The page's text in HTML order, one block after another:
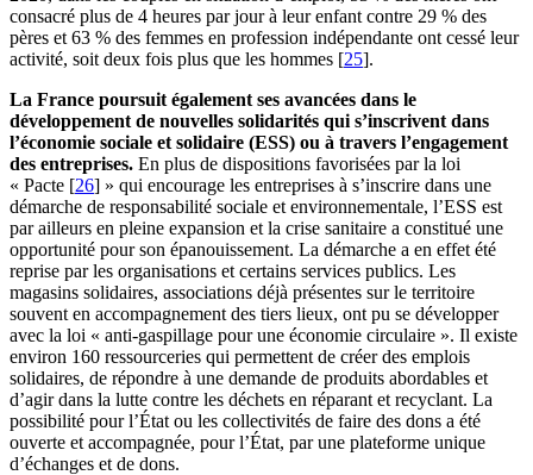
consacré plus de 4 heures par jour à leur enfant contre 29 % des
pères et 63 % des femmes en profession indépendante ont cessé leur
activité, soit deux fois plus que les hommes [25].
La France poursuit également ses avancées dans le
développement de nouvelles solidarités qui s’inscrivent dans
l’économie sociale et solidaire (ESS) ou à travers l’engagement
des entreprises. En plus de dispositions favorisées par la loi
« Pacte [26] » qui encourage les entreprises à s’inscrire dans une
démarche de responsabilité sociale et environnementale, l’ESS est
par ailleurs en pleine expansion et la crise sanitaire a constitué une
opportunité pour son épanouissement. La démarche a en effet été
reprise par les organisations et certains services publics. Les
magasins solidaires, associations déjà présentes sur le territoire
souvent en accompagnement des tiers lieux, ont pu se développer
avec la loi « anti-gaspillage pour une économie circulaire ». Il existe
environ 160 ressourceries qui permettent de créer des emplois
solidaires, de répondre à une demande de produits abordables et
d’agir dans la lutte contre les déchets en réparant et recyclant. La
possibilité pour l’État ou les collectivités de faire des dons a été
ouverte et accompagnée, pour l’État, par une plateforme unique
d’échanges et de dons.